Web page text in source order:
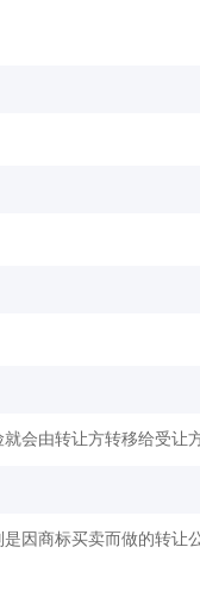
会由转让方转移给受让方
因商标买卖而做的转让